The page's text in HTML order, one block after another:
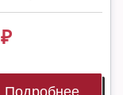
₽
Подробнее